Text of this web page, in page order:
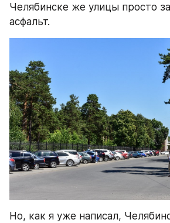
Челябинске же улицы просто
асфальт.
Но, как я уже написал,